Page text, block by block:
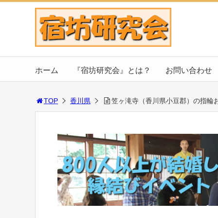
ホーム 『宿坊研究会』とは？ お問い合わせ
TOP 香川県 笠ヶ滝寺（香川県小豆郡）の指輪